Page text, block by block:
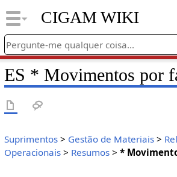
CIGAM WIKI
ES * Movimentos por
Suprimentos> Gestão de Materiais>
Operacionais> Resumos> *